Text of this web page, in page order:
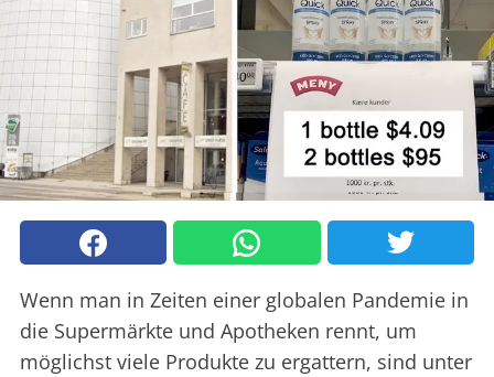
Wenn man in Zeiten einer globalen Pandemie in
die Supermärkte und Apotheken rennt, um
möglichst viele Produkte zu ergattern, sind unter